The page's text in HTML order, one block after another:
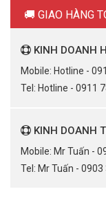
🚚 GIAO HÀNG
KINH DOANH
Mobile: Hotline -
Tel: Hotline - 0911
KINH DOANH
Mobile: Mr Tuấn -
Tel: Mr Tuấn - 0903